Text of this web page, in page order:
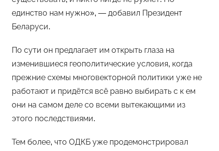
единство нам нужно», — добавил Президент
Беларуси.
По сути он предлагает им открыть глаза на
изменившиеся геополитические условия, когда
прежние схемы многовекторной политики уже не
работают и придётся всё равно выбирать с к ем
они на самом деле со всеми вытекающими из
этого последствиями.
Тем более, что ОДКБ уже продемонстрировал